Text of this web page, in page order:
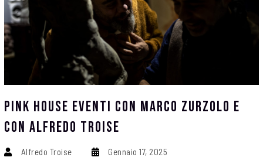
Pink House Eventi Con Marco Zurzolo E
Con Alfredo Troise
Alfredo Troise Gennaio 17, 2025